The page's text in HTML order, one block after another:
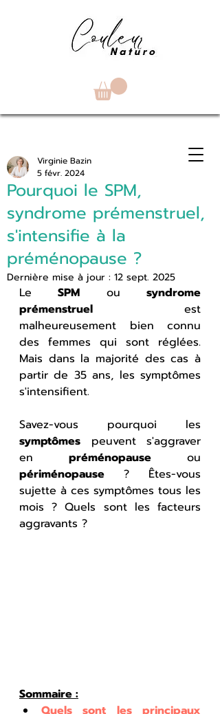
Pourquoi le SPM,
syndrome prémenstruel,
s'intensifie à la
préménopause ?
Virginie Bazin
5 févr. 2024
Dernière mise à jour : 12 sept. 2025
Le SPM ou syndrome
prémenstruel est
malheureusement bien connu
des femmes qui sont réglées.
Mais dans la majorité des cas à
partir de 35 ans, les symptômes
s'intensifient.
symptômes peuvent s'aggraver
en préménopause
périménopause ? Êtes-vous
sujette à ces symptômes tous les
mois ? Quels sont les facteurs
aggravants ?
Sommaire :
Quels sont les principaux